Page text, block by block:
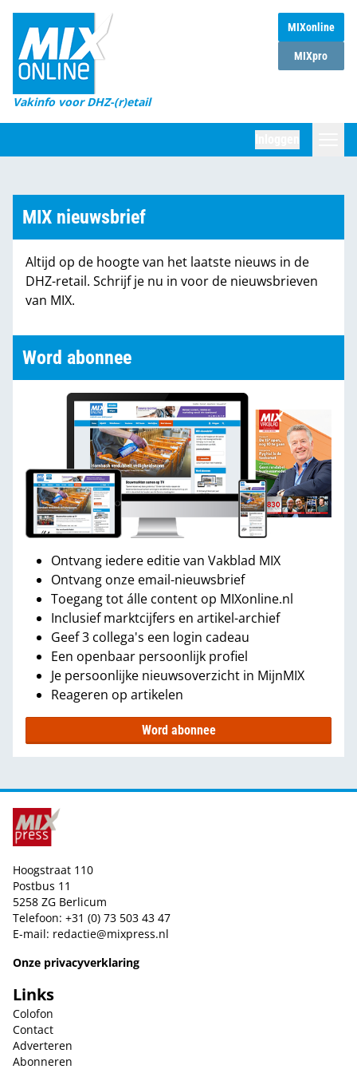
MIXonline
MIXpro
Vakinfo voor DHZ-(r)etail
Home
Magazines
DHZ Sessie
Marktcijfers
Partners
MIX nieuwsbrief
Altijd op de hoogte van het laatste nieuws in de
DHZ-retail. Schrijf je nu in voor de nieuwsbrieven
van MIX.
Word abonnee
Ontvang iedere editie van Vakblad MIX
Ontvang onze email-nieuwsbrief
Toegang tot álle content op MIXonline.nl
Inclusief marktcijfers en artikel-archief
Geef 3 collega's een login cadeau
Een openbaar persoonlijk profiel
Je persoonlijke nieuwsoverzicht in MijnMIX
Reageren op artikelen
Word abonnee
Hoogstraat 110
Postbus 11
5258 ZG Berlicum
Telefoon: +31 (0) 73 503 43 47
E-mail: redactie@mixpress.nl
Onze privacyverklaring
Links
Colofon
Contact
Adverteren
Abonneren